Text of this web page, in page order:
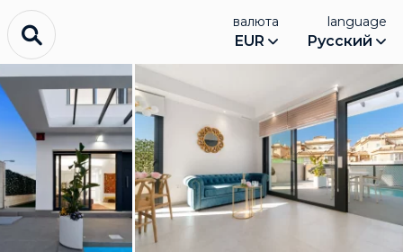
валюта
EUR
language
Русский